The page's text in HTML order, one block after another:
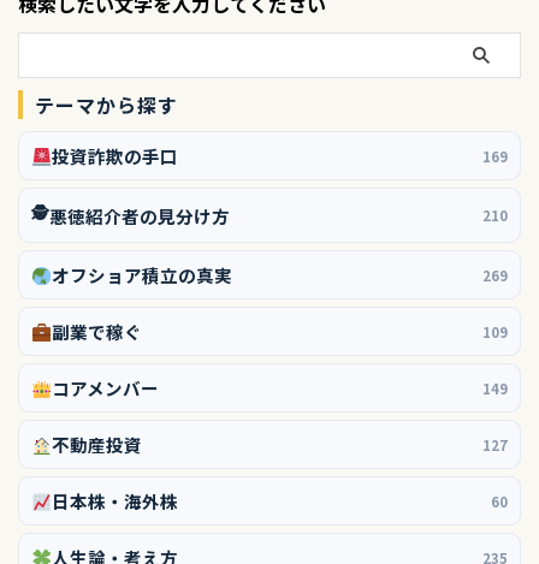
テーマから探す
投資詐欺の手口 169
🕵️悪徳紹介者の見分け方 210
オフショア積立の真実 269
副業で稼ぐ 109
コアメンバー 149
不動産投資 127
日本株・海外株 60
人生論・考え方 235